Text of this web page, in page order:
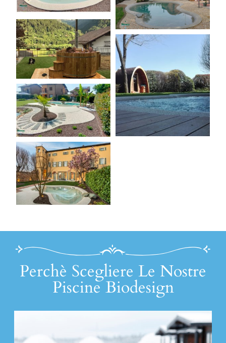
Perchè Scegliere Le Nostre
Piscine Biodesign